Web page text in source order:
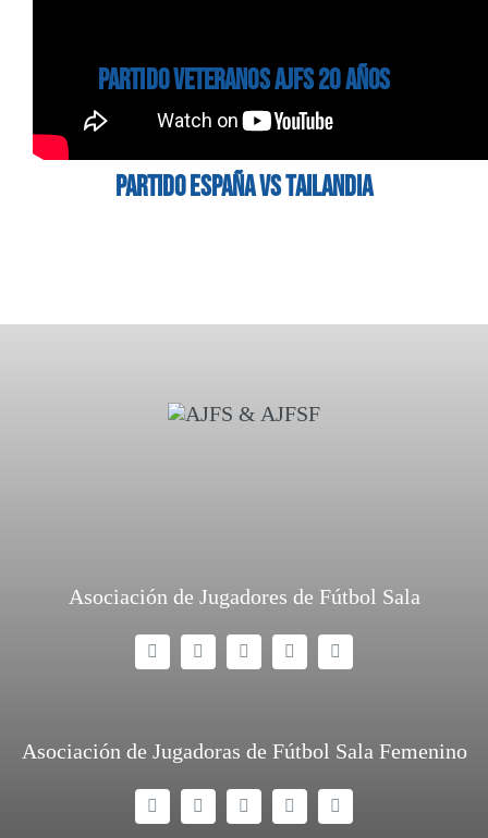
PARTIDO VETERANOS AJFS 20 AÑOS
PARTIDO ESPAÑA VS TAILANDIA
Asociación de Jugadores de Fútbol Sala
Asociación de Jugadoras de Fútbol Sala Femenino